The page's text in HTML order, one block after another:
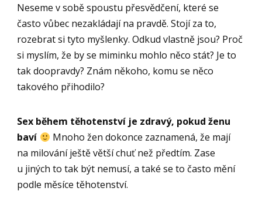
Neseme v sobě spoustu přesvědčení, které se
často vůbec nezakládají na pravdě. Stojí za to,
rozebrat si tyto myšlenky. Odkud vlastně jsou? Proč
si myslím, že by se miminku mohlo něco stát? Je to
tak doopravdy? Znám někoho, komu se něco
takového přihodilo?
Sex během těhotenství je zdravý, pokud ženu
baví
Mnoho žen dokonce zaznamená, že mají
na milování ještě větší chuť než předtím. Zase
u jiných to tak být nemusí, a také se to často mění
podle měsíce těhotenství.